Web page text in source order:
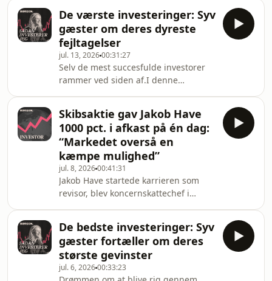
powershoppet ejerandele i startups,
og så har han opdyrket et helt særligt
speciale: Store investeringer i mindre
ejerandele i fremadstormende tech-
selskaber udenfor børsmarkedet,
såkaldte secondaries. “I virkeligheden
hader jeg risiko. Det er også derfor,
jeg har spredt mig så me
De værste investeringer: Syv
gæster om deres dyreste
fejltagelser
jul. 13, 202600:31:27
Selv de mest succesfulde investorer
rammer ved siden af.I denne
erhvervsfolk om de investeringer, de
helst ville have været foruden – og de
erfaringer, de tog med sig.Petter
Stordalen tabte en milliard kroner på
sin første store satsning i Danmark.
Martin Thorborg stolede på bankens
råd og købte obligationer i Lehman
Brothers
Skibsaktie gav Jakob Have
1000 pct. i afkast på én dag:
“Markedet overså en
kæmpe mulighed”
jul. 8, 202600:41:31
Jakob Have startede karrieren som
revisor, blev koncernskattechef i
Matic. Men det er som aktieinvestor,
han for alvor er slået igennem på den
danske erhvervsscene. På seks år har
han lavet et gennemsnitligt årligt
De bedste investeringer: Syv
gæster fortæller om deres
største gevinster
jul. 6, 202600:33:23